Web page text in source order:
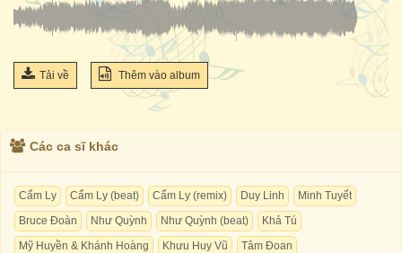
Tải về Thêm vào album
Các ca sĩ khác
Cẩm Ly Cẩm Ly (beat) Cẩm Ly (remix) Duy Linh
Minh Tuyết
Bruce Đoàn
Như Quỳnh Như Quỳnh (beat)
Khả Tú
Mỹ Huyền & Khánh Hoàng
Khưu Huy Vũ
Tâm Đoan